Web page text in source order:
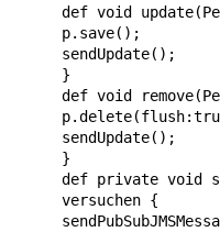
def void
  p.save();
  sendUpdate();
  }
def void
  sendUpdate();
  }
def private void
  versuchen {